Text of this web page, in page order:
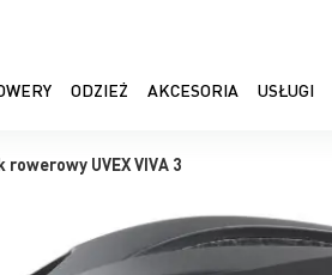
ODZIEŻ AKCESORIA USŁUGI
rowerowy UVEX VIVA 3